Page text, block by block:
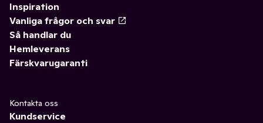
Inspiration
Vanliga frågor och svar
Så handlar du
Hemleverans
Färskvarugaranti
Kontakta oss
Kundservice